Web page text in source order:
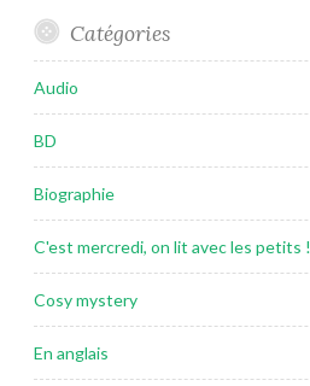
Catégories
Audio
BD
Biographie
C'est mercredi, on lit avec les petits !
Cosy mystery
En anglais